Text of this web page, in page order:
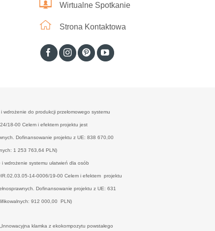
Wirtualne Spotkanie
Strona Kontaktowa
do produkcji przełomowego systemu
18-00 Celem i efektem projektu jest
Dofinansowanie projektu z UE: 838 670,00
1 253 763,64 PLN)
wdrożenie systemu ułatwień dla osób
14-0006/19-00 Celem i efektem projektu
Dofinansowanie projektu z UE: 631
912 000,00 PLN)
klamka z ekokompozytu powstałego